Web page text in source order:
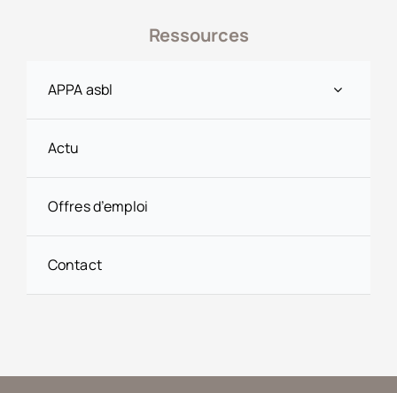
Ressources
APPA asbl
Actu
Offres d’emploi
Contact